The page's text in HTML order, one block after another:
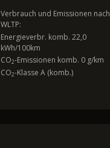
Verbrauch und Emissionen nach
WLTP:
Energieverbr. komb. 22,0
kWh/100km
CO2-Emissionen komb. 0 g/km
CO2-Klasse A (komb.)